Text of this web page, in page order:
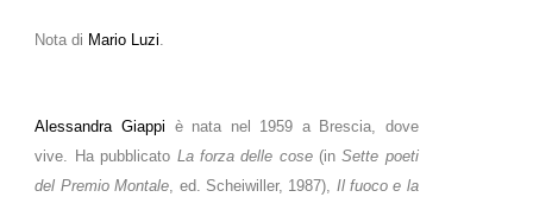
Nota di Mario Luzi
Alessandra Giappi è nata nel 1959 a Brescia, dove
vive. Ha pubblicato La forza delle cose(inSette poeti
del Premio Montale, ed. Scheiwiller, 1987), Il fuoco e la